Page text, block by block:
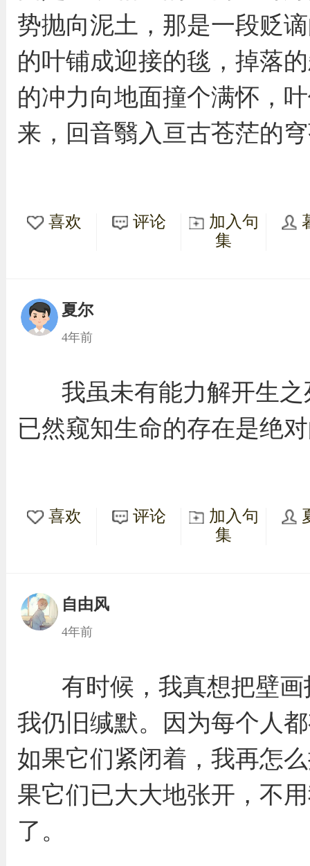
势抛向泥土，那是一段贬
的叶铺成迎接的毯，掉落
的冲力向地面撞个满怀，
来，回音翳入亘古苍茫的
喜欢 评论
加入句
集
夏尔
4年前
我虽未有能力解开生
已然窥知生命的存在是绝
喜欢 评论
加入句
集
自由风
4年前
有时候，我真想把壁
我仍旧缄默。因为每个人
如果它们紧闭着，我再怎
果它们已大大地张开，不
了。